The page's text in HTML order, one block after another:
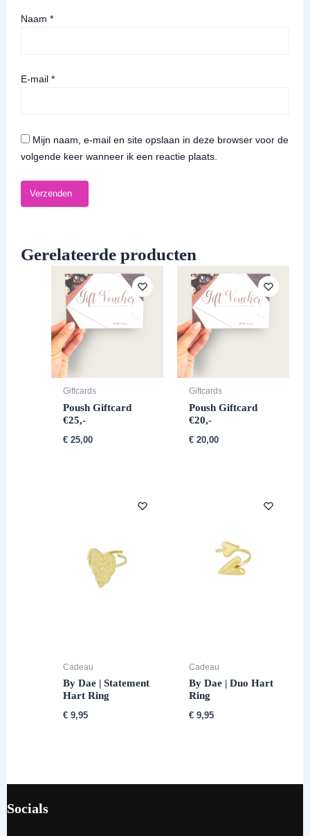
Naam *
E-mail *
Mijn naam, e-mail en site opslaan in deze browser voor de
volgende keer wanneer ik een reactie plaats.
Gerelateerde producten
Giftcards
Poush Giftcard
€25,-
€ 25,00
Giftcards
Poush Giftcard
€20,-
€ 20,00
Cadeau
By Dae | Statement
Hart Ring
€ 9,95
Cadeau
By Dae | Duo Hart
Ring
€ 9,95
Socials